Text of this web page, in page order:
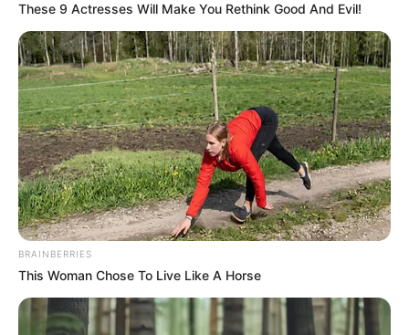
These 9 Actresses Will Make You Rethink Good And Evil!
BRAINBERRIES
This Woman Chose To Live Like A Horse